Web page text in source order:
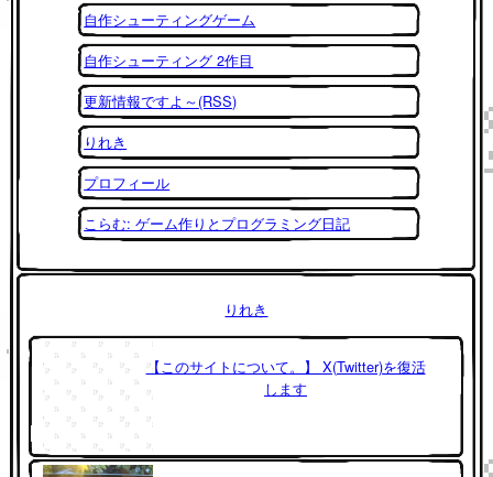
自作シューティングゲーム
自作シューティング 2作目
更新情報ですよ～(RSS)
りれき
プロフィール
こらむ: ゲーム作りとプログラミング日記
りれき
【このサイトについて。】 X(Twitter)を復活
します